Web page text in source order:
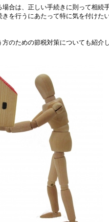
合は、正しい手続きに則って相続
を行うにあたって特に気を付けた
のための節税対策についても紹介し